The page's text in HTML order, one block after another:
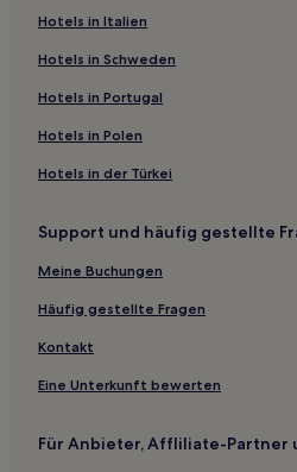
Haustierfreundliche in Halbinsel
Hotels mit Parkplatz in Halbinsel
Familien in Göhren
Haustierfreundliche in Sagard
Hotels mit Parkplatz in Rügen
Haustierfreundliche in Rügen
Familien in Rügen
Hotels mit Wellnessbereich in
Familien in Putbus
Haustierfreundliche in Putbus
Hotels mit Wellnessbereich in
Hotels in Italien
Hotels in Schweden
Hotels in Portugal
Hotels in Polen
Hotels in der Türkei
Support und häufig gestellte
Meine Buchungen
Häufig gestellte Fragen
Kontakt
Eine Unterkunft bewerten
Für Anbieter, Affliliate-Partner